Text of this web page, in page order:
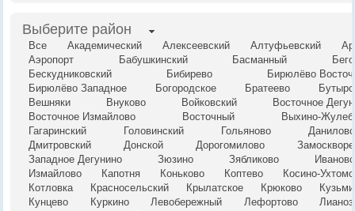
Выберите район
Все Академический Алексеевский Алтуфьевский
Аэропорт
Бабушкинский Басманный
Бескудниковский
Бибирево
Бирюлёво
Бирюлёво Западное
Богородское Братеево
Вешняки
Внуково Войковский
Восточное
Восточное Измайлово
Восточный
Выхино-
Гагаринский
Головинский Гольяново
Дмитровский
Донской Дорогомилово
Западное Дегунино
Зюзино Зябликово
Измайлово
Капотня Коньково Коптево
Косино-
Котловка
Красносельский Крылатское Крюково
Кунцево
Куркино Левобережный Лефортово